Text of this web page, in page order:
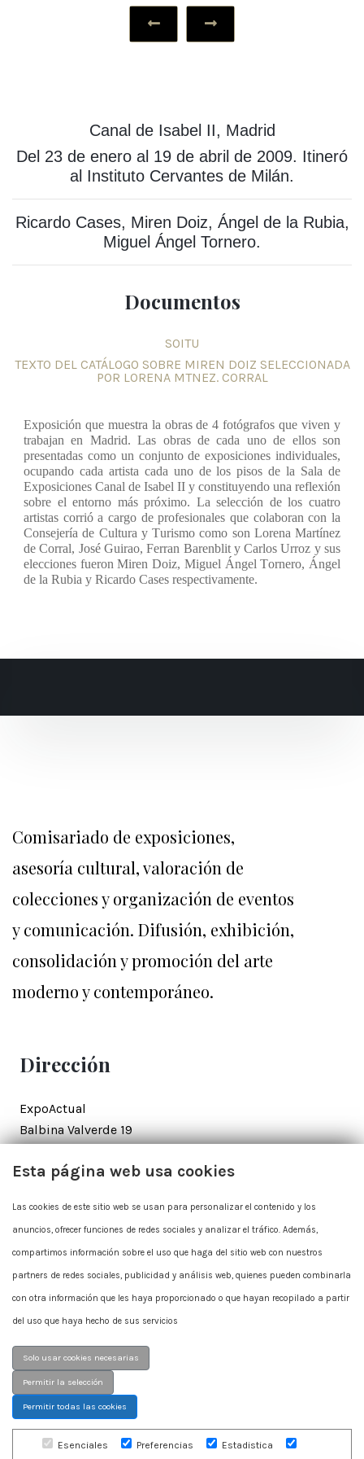
‹ ›
Canal de Isabel II, Madrid
Del 23 de enero al 19 de abril de 2009. Itineró
al Instituto Cervantes de Milán.
Ricardo Cases, Miren Doiz, Ángel de la Rubia,
Miguel Ángel Tornero.
Documentos
SOITU
TEXTO DEL CATÁLOGO SOBRE MIREN DOIZ SELECCIONADA
POR LORENA MTNEZ. CORRAL
Exposición que muestra la obras de 4 fotógrafos que viven y
trabajan en Madrid. Las obras de cada uno de ellos son
presentadas como un conjunto de exposiciones individuales,
ocupando cada artista cada uno de los pisos de la Sala de
Exposiciones Canal de Isabel II y constituyendo una reflexión
sobre el entorno más próximo. La selección de los cuatro
artistas corrió a cargo de profesionales que colaboran con la
Consejería de Cultura y Turismo como son Lorena Martínez
de Corral, José Guirao, Ferran Barenblit y Carlos Urroz y sus
elecciones fueron Miren Doiz, Miguel Ángel Tornero, Ángel
de la Rubia y Ricardo Cases respectivamente.
Comisariado de exposiciones,
asesoría cultural, valoración de
colecciones y organización de eventos
y comunicación. Difusión, exhibición,
consolidación y promoción del arte
moderno y contemporáneo.
Dirección
ExpoActual
Balbina Valverde 19
expoactual@expoactual.com
© Copyright 2026 ExpoActual
Cookies
Politica de privacidad Aviso legal
Esta página web usa cookies
Las cookies de este sitio web se usan para personalizar el contenido y los
anuncios, ofrecer funciones de redes sociales y analizar el tráfico. Además,
compartimos información sobre el uso que haga del sitio web con nuestros
partners de redes sociales, publicidad y análisis web, quienes pueden combinarla
con otra información que les haya proporcionado o que hayan recopilado a partir
del uso que haya hecho de sus servicios
Solo usar cookies necesarias
Permitir la selección
Permitir todas las cookies
Esenciales Preferencias Estadistica